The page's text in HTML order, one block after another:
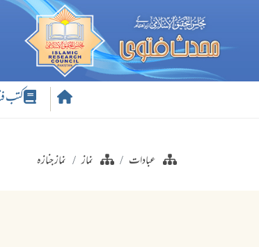
کتب
عبادات نماز نماز جنازہ